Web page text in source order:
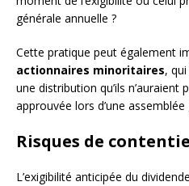
générale annuelle ?
Cette pratique peut également
actionnaires minoritaires,
une distribution qu’ils n’auraient
approuvée lors d’une
Risques de
L’exigibilité anticipée du